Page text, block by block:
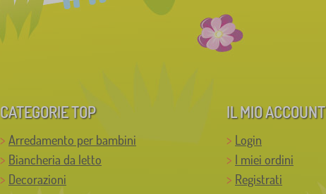
CATEGORIE TOP
Arredamento per bambini
Biancheria da letto
Decorazioni
IL MIO ACCOUNT
Login
I miei ordini
Registrati